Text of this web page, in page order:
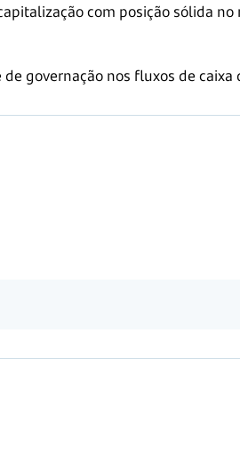
com posição sólida
governação nos fluxos de